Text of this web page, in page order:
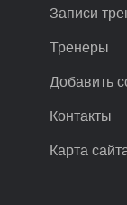
Записи
Тренеры
Добавить
Контакты
Карта